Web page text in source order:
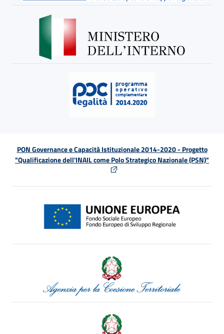
PON Governance e Capacità Istituzionale 2014-2020 - Progetto
"Qualificazione dell'INAIL come Polo Strategico Nazionale (PSN)"